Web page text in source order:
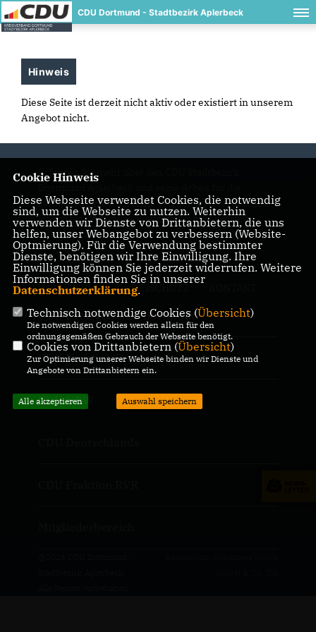
CDU Dortmund - Stadtbezirk Aplerbeck
Hinweis
Diese Seite ist derzeit nicht aktiv oder existiert in unserem
Angebot nicht.
Erfahren Sie mehr über den CDU Stadtbezirk
Menschen im Stadtbezirk. Wir setzen uns für lokale
Politik ein und engagieren uns für eine bessere
Zukunft.
IMPRESSUM DATENSCHUTZ
CDU Kreisverband Dortmund
CDU Fraktion Dortmund
CDU NRW
Cookie Hinweis
Diese Webseite verwendet Cookies, die notwendig
sind, um die Webseite zu nutzen. Weiterhin
verwenden wir Dienste von Drittanbietern, die uns
helfen, unser Webangebot zu verbessern (Website-
Optmierung). Für die Verwendung bestimmter
Dienste, benötigen wir Ihre Einwilligung. Ihre
Einwilligung können Sie jederzeit widerrufen. Weitere
Informationen finden Sie in unserer
Datenschutzerklärung.
Technisch notwendige Cookies (Übersicht)
Die notwendigen Cookies werden allein für den
ordnungsgemäßen Gebrauch der Webseite benötigt.
Cookies von Drittanbietern (Übersicht)
Zur Optimierung unserer Webseite binden wir Dienste und
Angebote von Drittanbietern ein.
Alle akzeptieren Auswahl speichern